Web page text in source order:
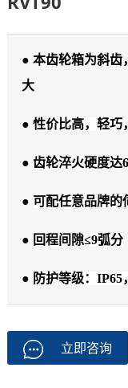
● 本齿轮箱为斜齿
大
● 性价比高，轻巧
● 齿轮淬火硬度达
● 可配任意品牌的
● 回程间隙≤9弧分
● 防护等级：IP65
立即咨询